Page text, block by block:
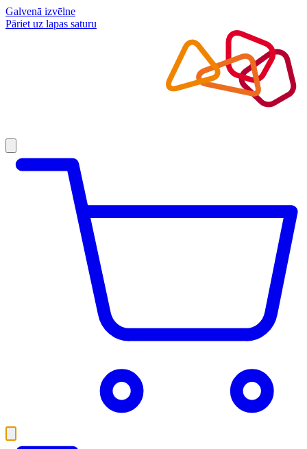
Galvenā izvēlne
Pāriet uz lapas saturu